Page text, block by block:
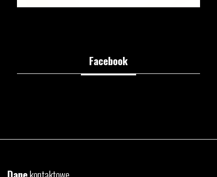
Facebook